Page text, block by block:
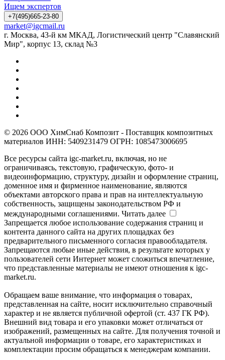
Ищем экспертов
+7(495)665-23-80
market@igcmail.ru
г. Москва, 43-й км МКАД, Логистический центр "Славянский
Мир", корпус 13, склад №3
© 2026 ООО ХимСнаб Композит - Поставщик композитных
материалов ИНН: 5409231479 ОГРН: 1085473006695
Все ресурсы сайта igc-market.ru, включая, но не
ограничиваясь, текстовую, графическую, фото- и
видеоинформацию, структуру, дизайн и оформление страниц,
доменное имя и фирменное наименование, являются
объектами авторского права и прав на интеллектуальную
собственность, защищены законодательством РФ и
международными соглашениями. Читать далее
Запрещается любое использование содержания страниц и
контента данного сайта на других площадках без
предварительного письменного согласия правообладателя.
Запрещаются любые иные действия, в результате которых у
пользователей сети Интернет может сложиться впечатление,
что представленные материалы не имеют отношения к igc-
market.ru.
Обращаем ваше внимание, что информация о товарах,
представленная на сайте, носит исключительно справочный
характер и не является публичной офертой (ст. 437 ГК РФ).
Внешний вид товара и его упаковки может отличаться от
изображений, размещенных на сайте. Для получения точной и
актуальной информации о товаре, его характеристиках и
комплектации просим обращаться к менеджерам компании.